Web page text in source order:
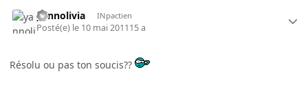
yannolivia INpactien
Posté(e) le 10 mai 201115 a
Résolu ou pas ton soucis??